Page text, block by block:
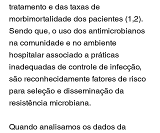
tratamento e das taxas de
morbimortalidade dos pacientes (1,2).
Sendo que, o uso dos antimicrobianos
na comunidade e no ambiente
hospitalar associado a práticas
inadequadas de controle de infecção,
são reconhecidamente fatores de risco
para seleção e disseminação da
resistência microbiana.
Quando analisamos os dados da